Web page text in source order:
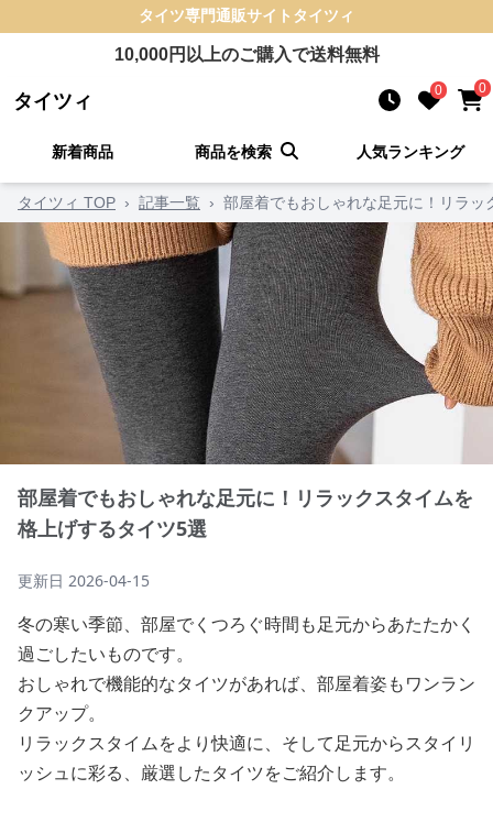
タイツ専門通販サイト タイツィ
10,000円以上のご購入で送料無料
タイツィ 0 0
新着商品 商品を検索 人気ランキング
タイツィ TOP › 記事一覧 › 部屋着でもおしゃれな足元に！リラ
部屋着でもおしゃれな足元に！リラックスタイムを
格上げするタイツ5選
更新日 2026-04-15
冬の寒い季節、部屋でくつろぐ時間も足元からあたたかく
過ごしたいものです。
おしゃれで機能的なタイツがあれば、部屋着姿もワンラン
クアップ。
リラックスタイムをより快適に、そして足元からスタイリ
ッシュに彩る、厳選したタイツをご紹介します。